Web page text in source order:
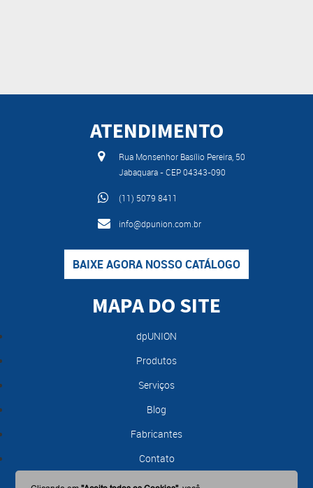
ATENDIMENTO
Rua Monsenhor Basílio Pereira, 50
Jabaquara - CEP 04343-090
(11) 5079 8411
info@dpunion.com.br
BAIXE AGORA NOSSO CATÁLOGO
MAPA DO SITE
dpUNION
Produtos
Serviços
Blog
Fabricantes
Contato